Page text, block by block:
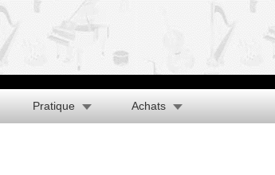
Pratique Achats